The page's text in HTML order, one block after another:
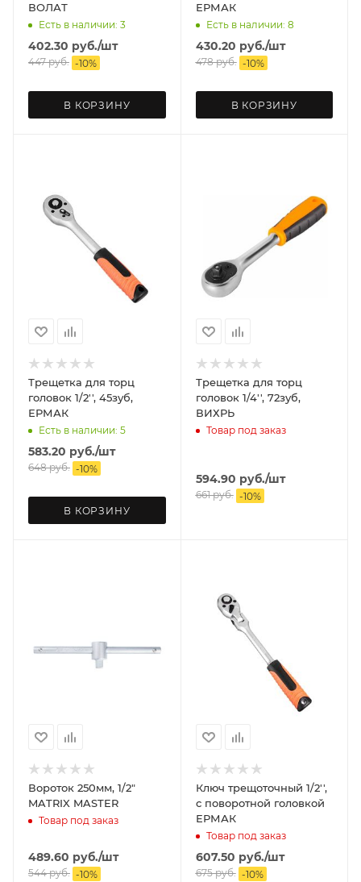
ВОЛАТ
Есть в наличии: 3
402.30 руб./шт
447руб. -10%
В КОРЗИНУ
ЕРМАК
Есть в наличии: 8
430.20 руб./шт
478руб. -10%
В КОРЗИНУ
Трещетка для торц
головок 1/2'', 45зуб,
ЕРМАК
Есть в наличии: 5
583.20 руб./шт
648руб. -10%
В КОРЗИНУ
Трещетка для торц
головок 1/4'', 72зуб,
ВИХРЬ
Товар под заказ
594.90 руб./шт
661руб. -10%
Вороток 250мм, 1/2"
MATRIX MASTER
Товар под заказ
489.60 руб./шт
544руб. -10%
Ключ трещоточный 1/2'',
с поворотной головкой
ЕРМАК
Товар под заказ
607.50 руб./шт
675руб. -10%